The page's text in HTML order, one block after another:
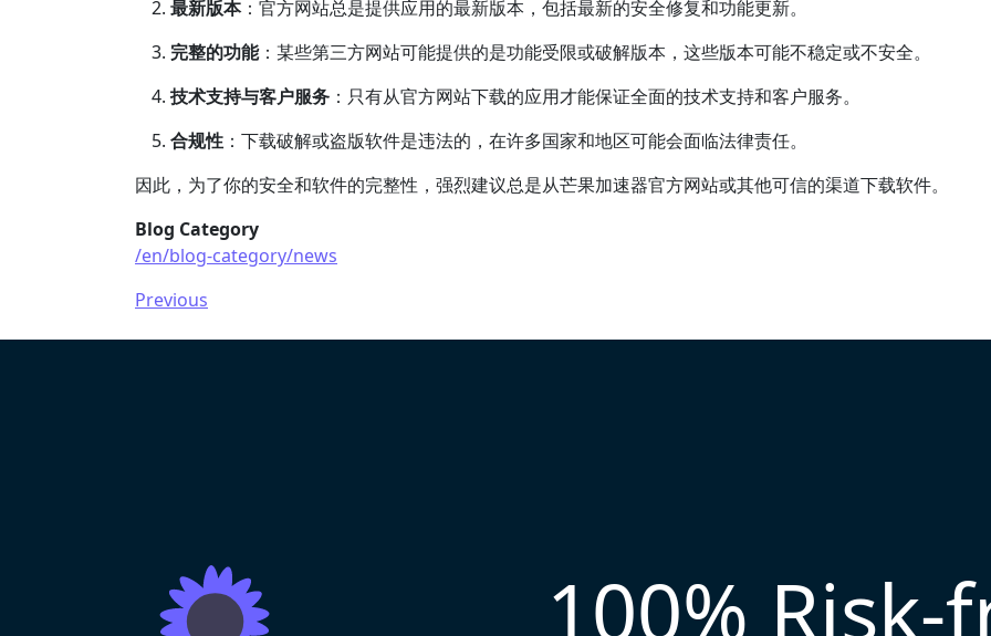
最新版本：官方网站总是提供应用的最新版本，包括最新的安全修复和功能更新。
完整的功能：某些第三方网站可能提供的是功能受限或破解版本，这些版本可能不稳定或不安全。
技术支持与客户服务 ：只有从官方网站下载的应用才能保证全面的技术支持和客户服务。
合规性 ：下载破解或盗版软件是违法的，在许多国家和地区可能会面临法律责任。
因此，为了你的安全和软件的完整性，强烈建议总是从芒果加速器官方网站或其他可信的渠道下载软件。
Blog Category
/en/blog-category/news
Previous
100% Risk-